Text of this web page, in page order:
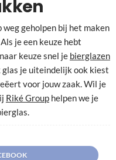
geholpen bij het maken
je een keuze hebt
keuze snel je bierglazen
je uiteindelijk ook kiest
voor jouw zaak. Wil je
Riké Group helpen we je